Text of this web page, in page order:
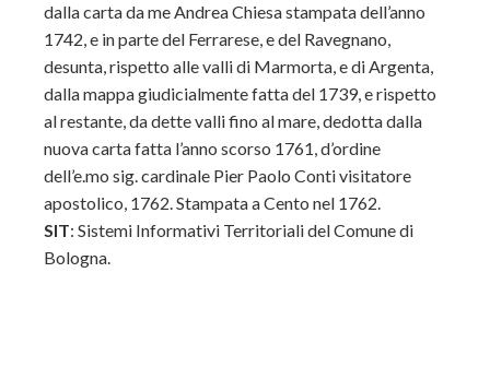
dalla carta da me Andrea Chiesa stampata dell’anno
1742, e in parte del Ferrarese, e del Ravegnano,
desunta, rispetto alle valli di Marmorta, e di Argenta,
dalla mappa giudicialmente fatta del 1739, e rispetto
al restante, da dette valli fino al mare, dedotta dalla
nuova carta fatta l’anno scorso 1761, d’ordine
dell’e.mo sig. cardinale Pier Paolo Conti visitatore
apostolico, 1762. Stampata a Cento nel 1762.
SIT: Sistemi Informativi Territoriali del Comune di
Bologna.